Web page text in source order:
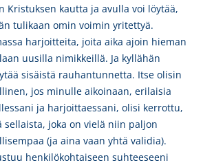
Kristuksen kautta ja avulla voi löytää,
tulikaan omin voimin yritettyä.
harjoitteita, joita aika ajoin hieman
uusilla nimikkeillä. Ja kyllähän
sisäistä rauhantunnetta. Itse olisin
jos minulle aikoinaan, erilaisia
ja harjoittaessani, olisi kerrottu,
sellaista, joka on vielä niin paljon
(ja aina vaan yhtä validia).
henkilökohtaiseen suhteeseeni